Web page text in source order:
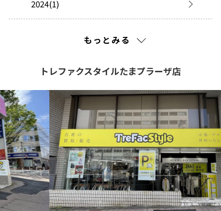
2024(1)
2021(105)
もっとみる
トレファクスタイルたまプラーザ店